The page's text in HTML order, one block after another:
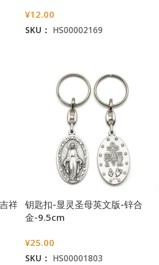
¥12.00
SKU： HS00002169
祥 钥匙扣-显灵圣母英文版-锌合
金-9.5cm
¥25.00
SKU： HS00001803